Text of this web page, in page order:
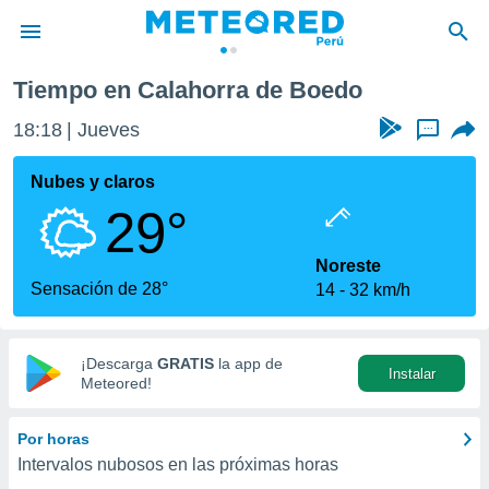
de
ha sido
calidad.
a este
las
y
digital
basada
Tiempo en Calahorra de Boedo
18:18 Jueves ...
Nubes y claros
29°
Sensación de 28°
Noreste
14
32 km/h
¡Descarga GRATIS la app de
Meteored!
Instalar
Por horas
Intervalos nubosos en las próximas horas